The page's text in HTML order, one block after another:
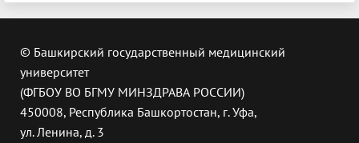
© Башкирский государственный медицинский
университет
(ФГБОУ ВО БГМУ МИНЗДРАВА РОССИИ)
450008, Республика Башкортостан, г. Уфа,
ул. Ленина, д. 3